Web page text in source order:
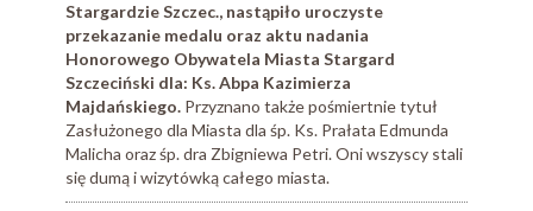
Stargardzie Szczec., nastąpiło uroczyste
przekazanie medalu oraz aktu nadania
Honorowego Obywatela Miasta Stargard
Szczeciński dla: Ks. Abpa Kazimierza
Majdańskiego. Przyznano także pośmiertnie tytuł
Zasłużonego dla Miasta dla śp. Ks. Prałata Edmunda
Malicha oraz śp. dra Zbigniewa Petri. Oni wszyscy stali
się dumą i wizytówką całego miasta.